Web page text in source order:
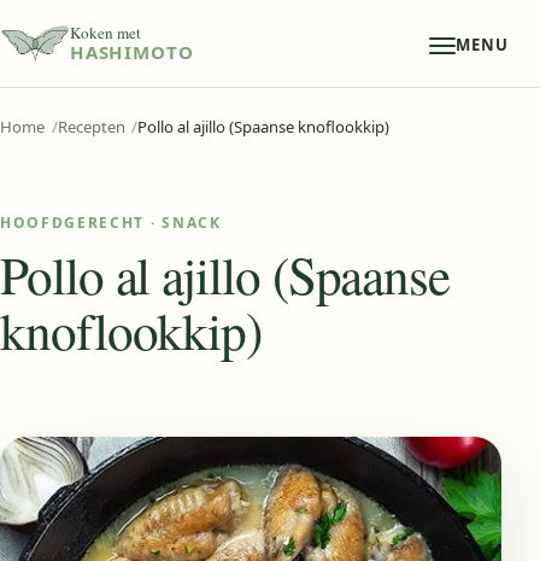
Koken met
HASHIMOTO MENU
Home Recepten Pollo al ajillo (Spaanse knoflookkip)
HOOFDGERECHT ·SNACK
Pollo al ajillo (Spaanse
knoflookkip)